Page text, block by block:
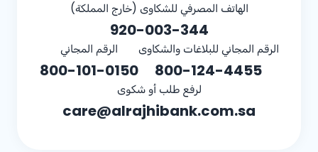
الهاتف المصرفي للشكاوى (خارج المملكة)
920-003-344
الرقم المجاني للبلاغات والشكاوى
800-124-4455
الرقم المجاني
800-101-0150
لرفع طلب أو شكوى
care@alrajhibank.com.sa